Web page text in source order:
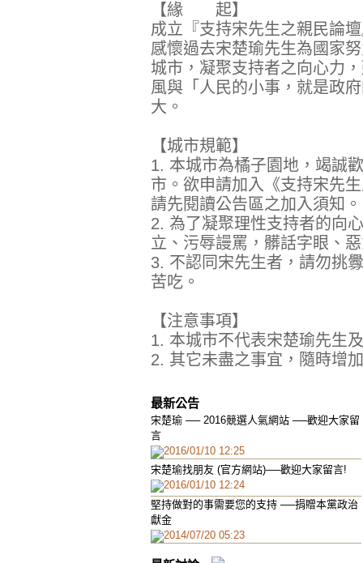
【緣 起】
成立『支持宋先生之親民論
感懷過去宋楚瑜先生為國家
城市，凝聚支持者之向心力
風與「人民的小事，就是政
大。
【城市規範】
1. 本城市為橘子園地，竭誠
市。欲申請加入《支持宋先
請先閱讀公告區之加入須知。
2. 為了凝聚理性支持者的向
立、污辱謾罵，髒話字眼、
3. 不認同宋先生者，請勿挑
苦吃。
【注意事項】
1. 本城市不代表宋楚瑜先生
2. 其它未盡之事宜，隨時增
最新公告
宋楚瑜 ── 2016競選人氣網站 ──歡迎大家留
言
2016/01/10 12:25
宋楚瑜找朋友 (官方網站)──歡迎大家留言!
2016/01/10 12:24
堅持做對的事需要您的支持 ──捐贈本黨政治
獻金
2014/07/20 05:23